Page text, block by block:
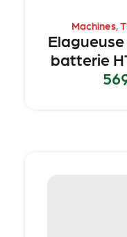
Machines ,
batterie